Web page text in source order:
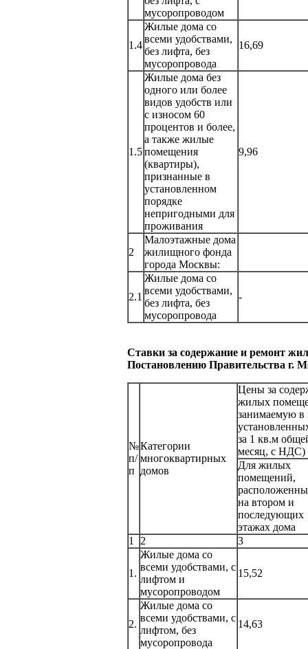
мусоропроводом
1.4
Жилые дома со
всеми удобствами,
без лифта, без
мусоропровода
16,69
1.5
Жилые дома без
одного или более
видов удобств или
с износом 60
процентов и более,
а также жилые
помещения
(квартиры),
признанные в
установленном
порядке
непригодными для
проживания
9,96
2
Малоэтажные дома
жилищного фонда
города Москвы:
2.1
Жилые дома со
всеми удобствами,
без лифта, без
мусоропровода
-
Ставки за содержание и ремонт
Постановлению Правительства г.
№
п/
п
Категории
многоквартирных
домов
Цены за
жилых
занимаемую в
за 1 кв.м
месяц, с НДС)
Для жилых
помещений,
на втором и
последующих
этажах дома
1
2 3
1.
Жилые дома со
всеми удобствами, с
лифтом и
мусоропроводом
15,52
2.
Жилые дома со
всеми удобствами, с
лифтом, без
мусоропровода
14,63